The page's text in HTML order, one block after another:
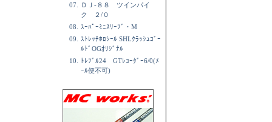
07.
ＤＪ-８８ ツインパイ
ク ２/０
08.
ｽｰﾊﾟｰﾐﾆｽﾘｰﾌﾞ・M
09.
ｽﾄﾚｯﾁﾎﾛｼｰﾙ SHLｸﾗｯｼｭｺﾞｰ
ﾙﾄﾞOGｵﾘｼﾞﾅﾙ
10.
ﾄﾚﾌﾞﾙ24 GTﾚｺｰﾀﾞｰ6/0(ﾒ
ｰﾙ便不可)